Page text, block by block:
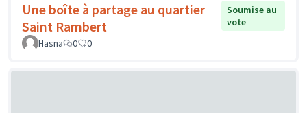
Une boîte à partage au quartier
Saint Rambert
Soumise au
vote
Hasna
0 0